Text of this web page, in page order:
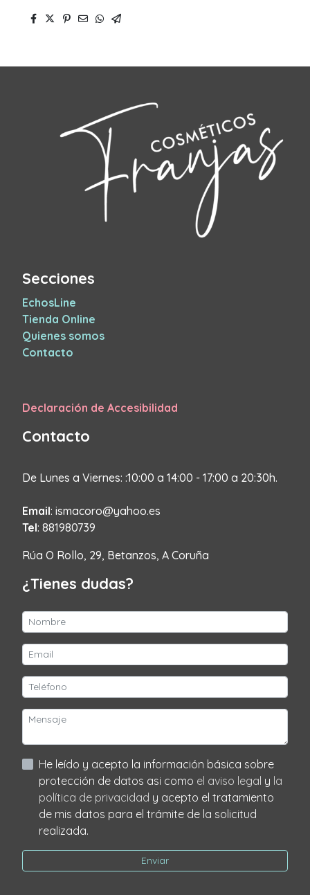
Secciones
EchosLine
Tienda Online
Quienes somos
Contacto
Declaración de Accesibilidad
Contacto
De Lunes a Viernes: :10:00 a 14:00 - 17:00 a 20:30h.
Email: ismacoro@yahoo.es
Tel: 881980739
Rúa O Rollo, 29, Betanzos, A Coruña
¿Tienes dudas?
He leído y acepto la información básica sobre
protección de datos asi como el aviso legal y la
política de privacidad y acepto el tratamiento
de mis datos para el trámite de la solicitud
realizada.
Enviar